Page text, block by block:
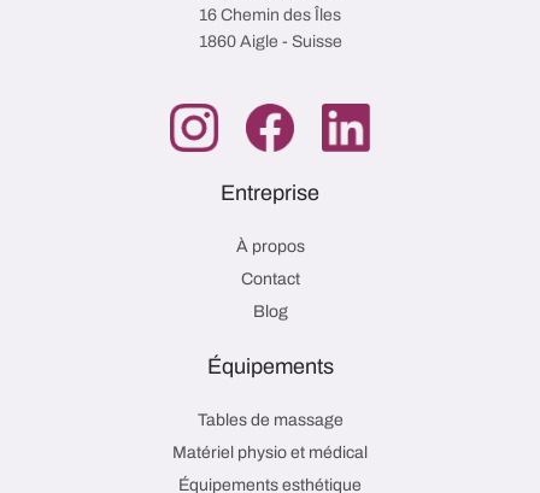
16 Chemin des Îles
1860 Aigle - Suisse
Entreprise
À propos
Contact
Blog
Équipements
Tables de massage
Matériel physio et médical
Équipements esthétique